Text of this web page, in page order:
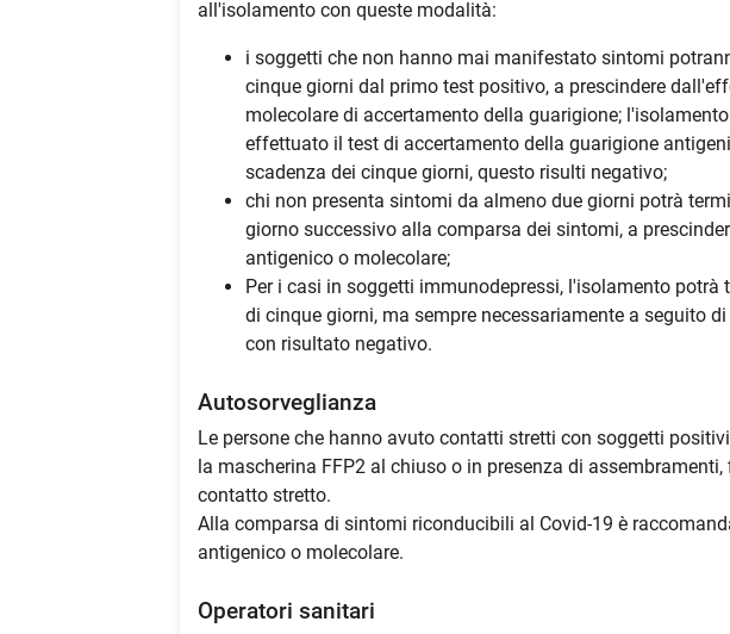
all'isolamento con queste modalità:
i soggetti che non hanno mai manifestato sintomi
cinque giorni dal primo test positivo, a prescindere
molecolare di accertamento della guarigione;
effettuato il test di accertamento della guarigione
scadenza dei cinque giorni, questo risulti negativo;
chi non presenta sintomi da almeno due giorni potrà
giorno successivo alla comparsa dei sintomi, a
antigenico o molecolare;
Per i casi in soggetti immunodepressi, l'isolamento
di cinque giorni, ma sempre necessariamente a seguito
con risultato negativo.
Autosorveglianza
Le persone che hanno avuto contatti stretti con soggetti
la mascherina FFP2 al chiuso o in presenza di
contatto stretto.
Alla comparsa di sintomi riconducibili al Covid-19 è
antigenico o molecolare.
Operatori sanitari